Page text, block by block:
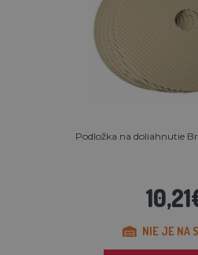
Podložka na doliahnutie
NIE JE NA